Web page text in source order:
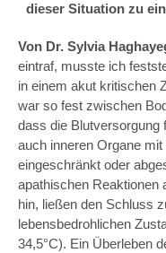
dieser Situation zu
Von Dr. Sylvia
eintraf, musste ich
in einem akut kritischen
war so fest zwischen
dass die Blutversorgung
auch inneren Organe
eingeschränkt oder
apathischen Reaktionen
hin, ließen den Schluss
lebensbedrohlichen
34,5°C). Ein Überleben